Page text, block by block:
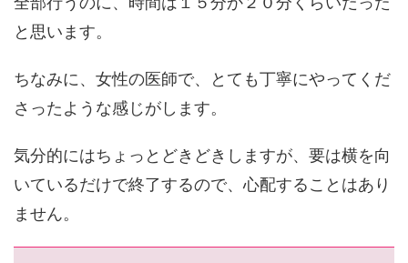
と思います。
ちなみに、女性の医師で、とても丁寧にやってくだ
さったような感じがします。
気分的にはちょっとどきどきしますが、要は横を向
いているだけで終了するので、心配することはあり
ません。